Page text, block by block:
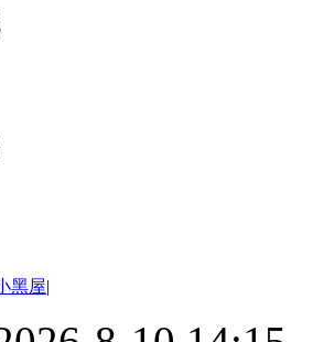
黑屋|